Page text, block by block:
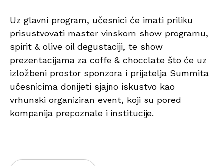
Uz glavni program, učesnici će imati priliku
prisustvovati master vinskom show programu,
spirit & olive oil degustaciji, te show
prezentacijama za coffe & chocolate što će uz
izložbeni prostor sponzora i prijatelja Summita
učesnicima donijeti sjajno iskustvo kao
vrhunski organiziran event, koji su pored
kompanija prepoznale i institucije.